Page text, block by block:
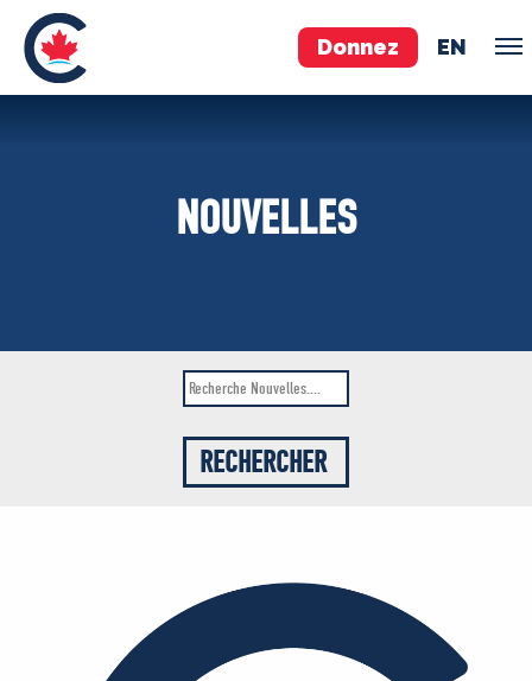
Donnez EN
Pierre Poilievre
ACÉ
À PROPOS
Documents constitutifs
BÉNÉVOLE
ADHÉREZ
BOUTIQUE
NOUVELLES